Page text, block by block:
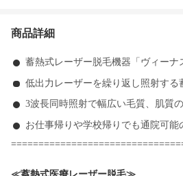
商品詳細
蓄熱式レーザー脱毛機器「ヴィー
低出力レーザーを繰り返し照射する
3波長同時照射で幅広い毛質、肌質
お仕事帰りや学校帰りでも通院可能